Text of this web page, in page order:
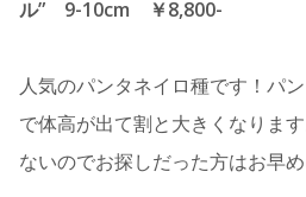
ル” 9-10cm ￥8,800-
人気のパンタネイロ種です！パ
で体高が出て割と大きくなりま
ないのでお探しだった方はお早め